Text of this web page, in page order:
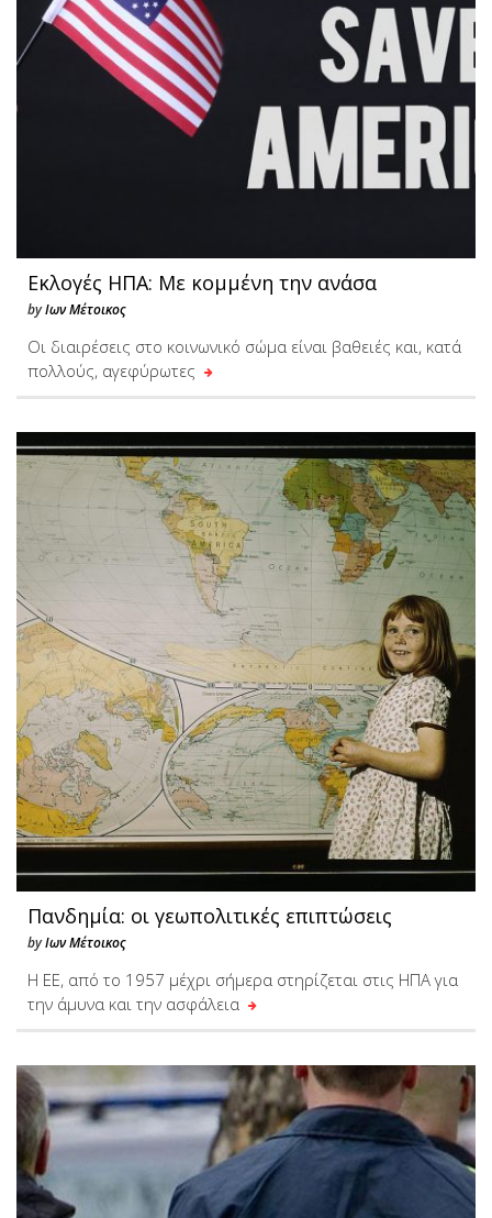
Εκλογές ΗΠΑ: Με κομμένη την ανάσα
byΙων Μέτοικος
Οι διαιρέσεις στο κοινωνικό σώμα είναι βαθειές και, κατά
πολλούς, αγεφύρωτες
Πανδημία: οι γεωπολιτικές επιπτώσεις
byΙων Μέτοικος
Η ΕΕ, από το 1957 μέχρι σήμερα στηρίζεται στις ΗΠΑ για
την άμυνα και την ασφάλεια